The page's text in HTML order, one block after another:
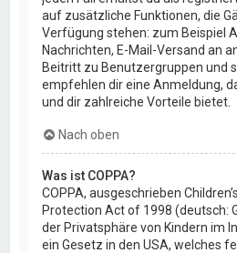
auf zusätzliche Funktionen, die
Verfügung stehen: zum Beispiel
Nachrichten, E-Mail-Versand an
Beitritt zu Benutzergruppen und
empfehlen dir eine Anmeldung,
und dir zahlreiche Vorteile bietet.
Nach oben
Was ist COPPA?
COPPA, ausgeschrieben
Protection Act of 1998 (deutsch:
der Privatsphäre von Kindern im
ein Gesetz in den USA, welches